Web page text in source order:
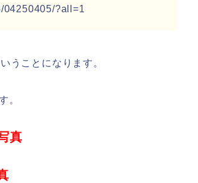
04250405/?all=1
うことになります。
。
真